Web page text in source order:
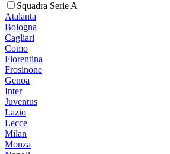
Squadra Serie A
Atalanta
Bologna
Cagliari
Como
Fiorentina
Frosinone
Genoa
Inter
Juventus
Lazio
Lecce
Milan
Monza